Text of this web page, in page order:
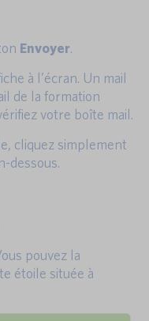
Envoyer.
à l’écran. Un mail
de la formation
votre boîte mail.
cliquez simplement
dessous.
pouvez la
étoile située à